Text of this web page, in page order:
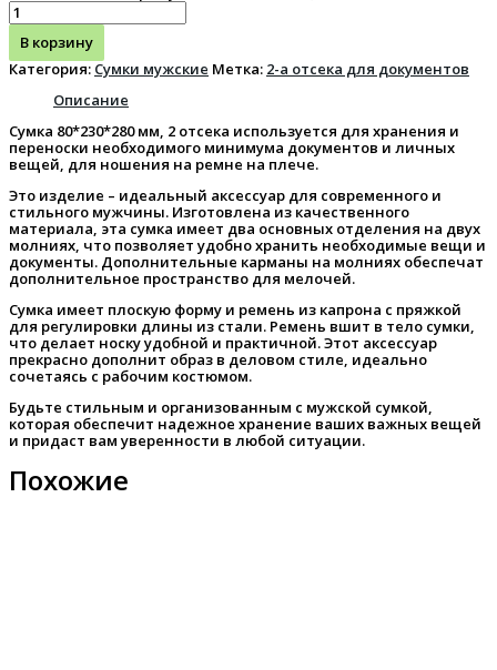
В корзину
Категория: Сумки мужские Метка: 2-а отсека для документов
Описание
Сумка 80*230*280 мм, 2 отсека используется для хранения и
переноски необходимого минимума документов и личных
вещей, для ношения на ремне на плече.
Это изделие – идеальный аксессуар для современного и
стильного мужчины. Изготовлена из качественного
материала, эта сумка имеет два основных отделения на двух
молниях, что позволяет удобно хранить необходимые вещи и
документы. Дополнительные карманы на молниях обеспечат
дополнительное пространство для мелочей.
Сумка имеет плоскую форму и ремень из капрона с пряжкой
для регулировки длины из стали. Ремень вшит в тело сумки,
что делает носку удобной и практичной. Этот аксессуар
прекрасно дополнит образ в деловом стиле, идеально
сочетаясь с рабочим костюмом.
Будьте стильным и организованным с мужской сумкой,
которая обеспечит надежное хранение ваших важных вещей
и придаст вам уверенности в любой ситуации.
Похожие